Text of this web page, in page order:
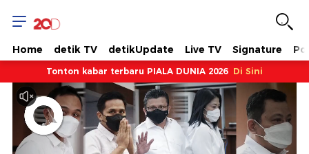
Home detik TV detikUpdate Live TV Signature
Tonton kabar terbaru PIALA DUNIA 2026 Di Sini